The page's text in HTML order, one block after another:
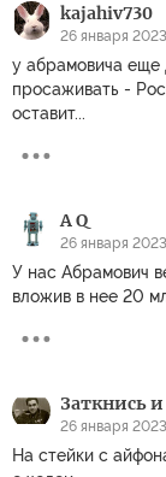
kajahiv730
26 января
у абрамовича еще
просаживать -
оставит...
A Q
26 января
У нас Абрамович
вложив в нее 20
Заткнись
26 января
На стейки с